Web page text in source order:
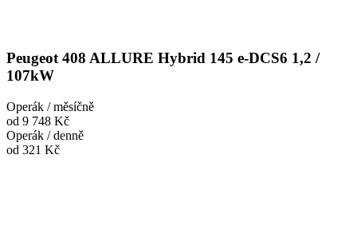
Peugeot 408 ALLURE Hybrid 145 e-DCS6 1,2 /
107kW
Operák / měsíčně
od 9 748 Kč
Operák / denně
od 321 Kč